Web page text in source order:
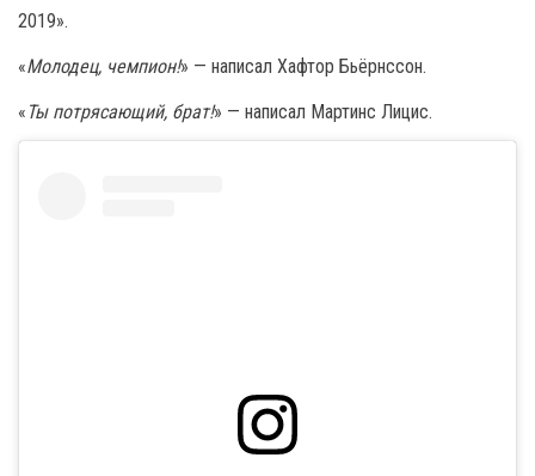
2019».
«Молодец, чемпион!» — написал Хафтор Бьёрнссон.
« Ты потрясающий, брат!» — написал Мартинс Лицис.